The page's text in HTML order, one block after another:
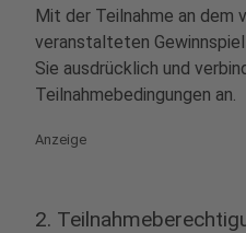
Mit der Teilnahme an dem
veranstalteten
Sie ausdrücklich und
Teilnahmebedingungen an.
Anzeige
2.